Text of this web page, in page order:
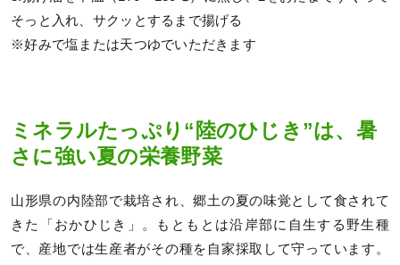
そっと入れ、サクッとするまで揚げる
※好みで塩または天つゆでいただきます
ミネラルたっぷり“陸のひじき”は、暑
さに強い夏の栄養野菜
山形県の内陸部で栽培され、郷土の夏の味覚として食されて
きた「おかひじき」。もともとは沿岸部に自生する野生種
で、産地では生産者がその種を自家採取して守っています。